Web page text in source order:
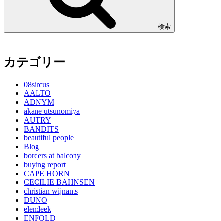
検索
カテゴリー
08sircus
AALTO
ADNYM
akane utsunomiya
AUTRY
BANDITS
beautiful people
Blog
borders at balcony
buying report
CAPE HORN
CECILIE BAHNSEN
christian wijnants
DUNO
elendeek
ENFOLD